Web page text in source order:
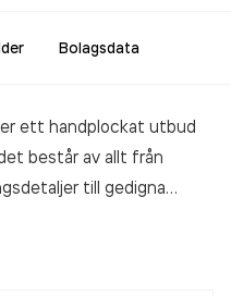
Bolagsdata
ett handplockat utbud
består av allt från
till gedigna